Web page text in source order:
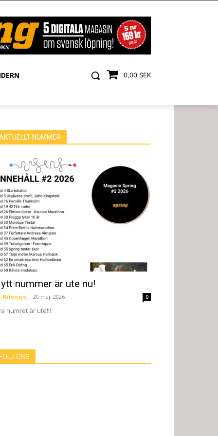
0,00 SEK
NUMMER
nummer är ute nu!
Nilensjö - 20 maj, 2026 0
numret är ute!!!
FÖLJ OSS